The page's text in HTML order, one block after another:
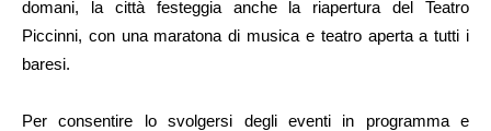
domani, la città festeggia anche la riapertura del Teatro
Piccinni, con una maratona di musica e teatro aperta a tutti i
baresi.
Per consentire lo svolgersi degli eventi in programma e